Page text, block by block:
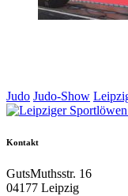
Judo Judo-Show
Kontakt
GutsMuthsstr. 16
04177 Leipzig